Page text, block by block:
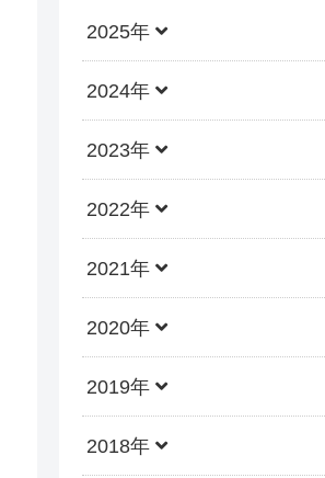
2025年
2024年
2023年
2022年
2021年
2020年
2019年
2018年